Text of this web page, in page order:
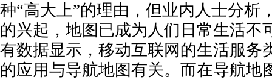
种“高大上”的理由，但业内人士分析
的兴起，地图已成为人们日常生活不
有数据显示，移动互联网的生活服务
的应用与导航地图有关。而在导航地